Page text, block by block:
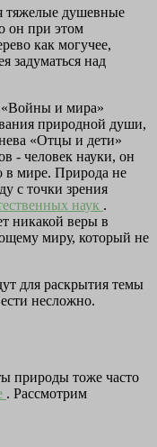
тяжелые душевные
он при этом
как могучее,
задуматься над
«Войны и мира»
природной души,
«Отцы и дети»
- человек науки, он
в мире. Природа не
с точки зрения
наук .
никакой веры в
миру, который не
для раскрытия темы
несложно.
природы тоже часто
. Рассмотрим